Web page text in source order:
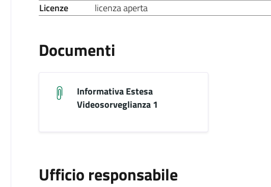
Licenze
licenza aperta
Documenti
Informativa Estesa
Videosorveglianza 1
Ufficio responsabile